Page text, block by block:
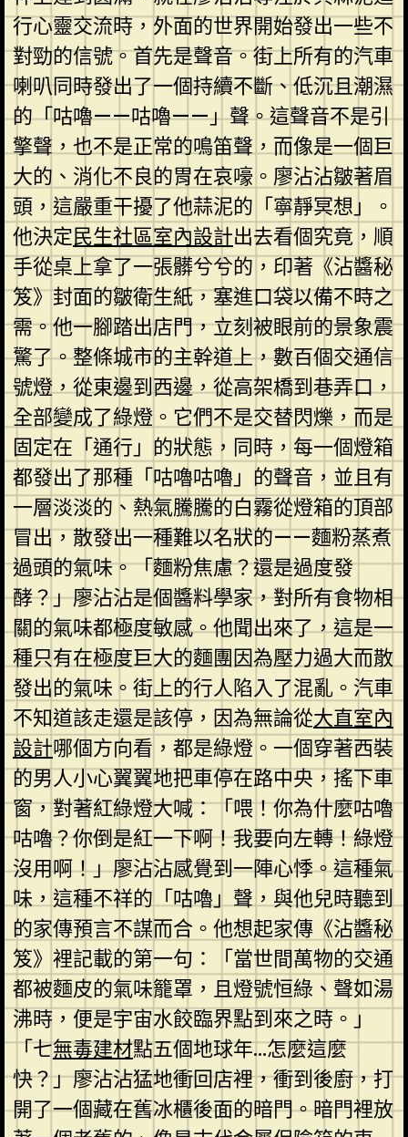
行心靈交流時，外面的世界開始發出一些不
對勁的信號。首先是聲音。街上所有的汽車
喇叭同時發出了一個持續不斷、低沉且潮濕
的「咕嚕——咕嚕——」聲。這聲音不是引
擎聲，也不是正常的鳴笛聲，而像是一個巨
大的、消化不良的胃在哀嚎。廖沾沾皺著眉
頭，這嚴重干擾了他蒜泥的「寧靜冥想」。
他決定民生社區室內設計出去看個究竟，順
手從桌上拿了一張髒兮兮的，印著《沾醬秘
笈》封面的皺衛生紙，塞進口袋以備不時之
需。他一腳踏出店門，立刻被眼前的景象震
驚了。整條城市的主幹道上，數百個交通信
號燈，從東邊到西邊，從高架橋到巷弄口，
全部變成了綠燈。它們不是交替閃爍，而是
固定在「通行」的狀態，同時，每一個燈箱
都發出了那種「咕嚕咕嚕」的聲音，並且有
一層淡淡的、熱氣騰騰的白霧從燈箱的頂部
冒出，散發出一種難以名狀的——麵粉蒸煮
過頭的氣味。「麵粉焦慮？還是過度發
酵？」廖沾沾是個醬料學家，對所有食物相
關的氣味都極度敏感。他聞出來了，這是一
種只有在極度巨大的麵團因為壓力過大而散
發出的氣味。街上的行人陷入了混亂。汽車
不知道該走還是該停，因為無論從大直室內
設計哪個方向看，都是綠燈。一個穿著西裝
的男人小心翼翼地把車停在路中央，搖下車
窗，對著紅綠燈大喊：「喂！你為什麼咕嚕
咕嚕？你倒是紅一下啊！我要向左轉！綠燈
沒用啊！」廖沾沾感覺到一陣心悸。這種氣
味，這種不祥的「咕嚕」聲，與他兒時聽到
的家傳預言不謀而合。他想起家傳《沾醬秘
笈》裡記載的第一句：「當世間萬物的交通
都被麵皮的氣味籠罩，且燈號恒綠、聲如湯
沸時，便是宇宙水餃臨界點到來之時。」
「七無毒建材點五個地球年…怎麼這麼
快？」廖沾沾猛地衝回店裡，衝到後廚，打
開了一個藏在舊冰櫃後面的暗門。暗門裡放